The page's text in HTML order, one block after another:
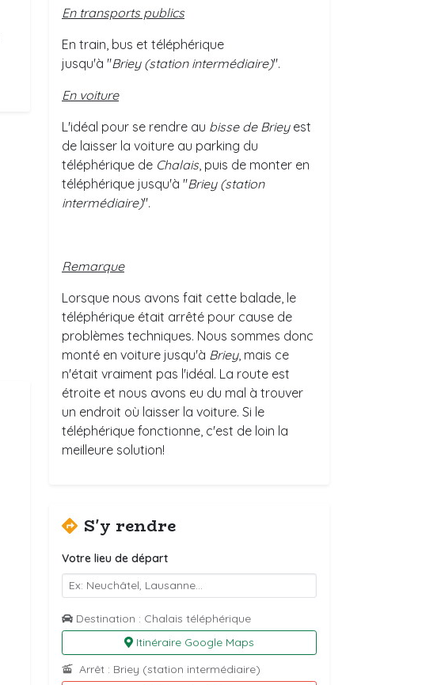
En transports publics
En train, bus et téléphérique
jusqu'à "Briey (station intermédiaire)".
En voiture
L'idéal pour se rendre au bisse de Brieyest
de laisser la voiture au parking du
téléphérique de Chalais, puis de monter en
téléphérique jusqu'à "Briey (station
intermédiaire)".
Remarque
Lorsque nous avons fait cette balade, le
téléphérique était arrêté pour cause de
problèmes techniques. Nous sommes donc
monté en voiture jusqu'à Briey, mais ce
n'était vraiment pas l'idéal. La route est
étroite et nous avons eu du mal à trouver
un endroit où laisser la voiture. Si le
téléphérique fonctionne, c'est de loin la
meilleure solution!
S'y rendre
Votre lieu de départ
Destination : Chalais téléphérique
Itinéraire Google Maps
Arrêt : Briey (station intermédiaire)